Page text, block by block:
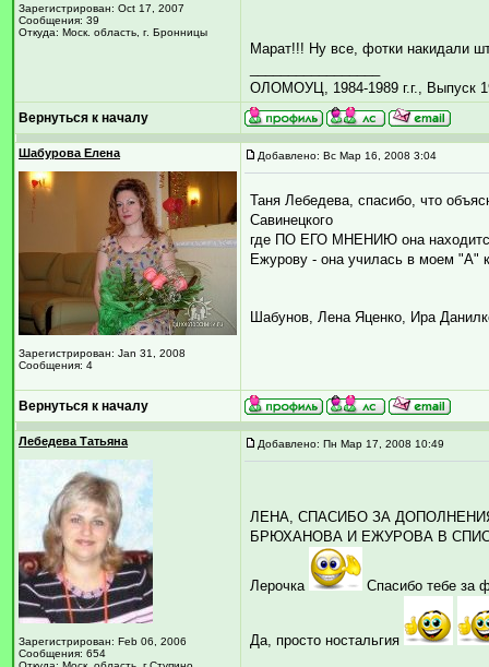
Зарегистрирован: Oct 17, 2007
Сообщения: 39
Откуда: Моск. область, г. Бронницы
Марат!!! Ну все, фотки накидали
ОЛОМОУЦ, 1984-1989 г.г., Выпуск
Вернуться к началу
Шабурова Елена
Зарегистрирован: Jan 31, 2008
Сообщения: 4
Добавлено: Вс Мар 16, 2008 3:04
Таня Лебедева, спасибо, что
Савинецкого
где ПО ЕГО МНЕНИЮ она
Ежурову - она училась в моем "А"
Шабунов, Лена Яценко, Ира
Вернуться к началу
Лебедева Татьяна
Зарегистрирован: Feb 06, 2006
Сообщения: 654
Добавлено: Пн Мар 17, 2008 10:49
ЛЕНА, СПАСИБО ЗА
БРЮХАНОВА И ЕЖУРОВА В
Лерочка Спасибо тебе за
Да, просто ностальгия